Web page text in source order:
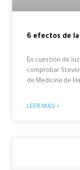
6 efectos de
En cuestión de
comprobar
de Medicina de
LEER MÁS »